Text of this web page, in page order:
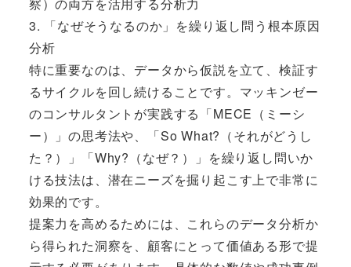
3. 「なぜそうなるのか」を繰り返し問う根本原因
分析
特に重要なのは、データから仮説を立て、検証す
るサイクルを回し続けることです。マッキンゼー
のコンサルタントが実践する「MECE（ミーシ
ー）」の思考法や、「So What?（それがどうし
た？）」「Why?（なぜ？）」を繰り返し問いか
ける技法は、潜在ニーズを掘り起こす上で非常に
効果的です。
提案力を高めるためには、これらのデータ分析か
ら得られた洞察を、顧客にとって価値ある形で提